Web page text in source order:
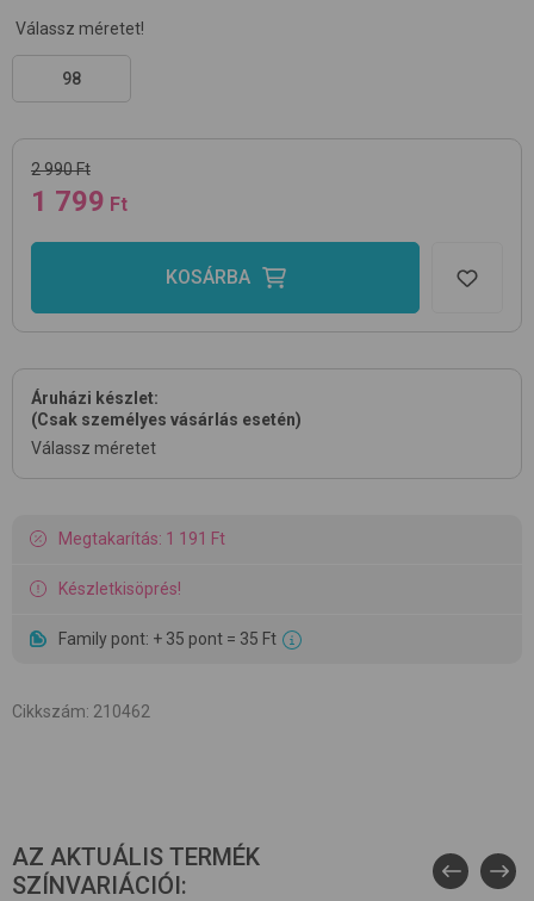
Válassz méretet!
98
2 990 Ft
1 799 Ft
KOSÁRBA
Áruházi készlet:
(Csak személyes vásárlás esetén)
Válassz méretet
Megtakarítás: 1 191 Ft
Készletkisöprés!
Family pont: + 35 pont = 35 Ft
Cikkszám: 210462
AZ AKTUÁLIS TERMÉK
SZÍNVARIÁCIÓI: